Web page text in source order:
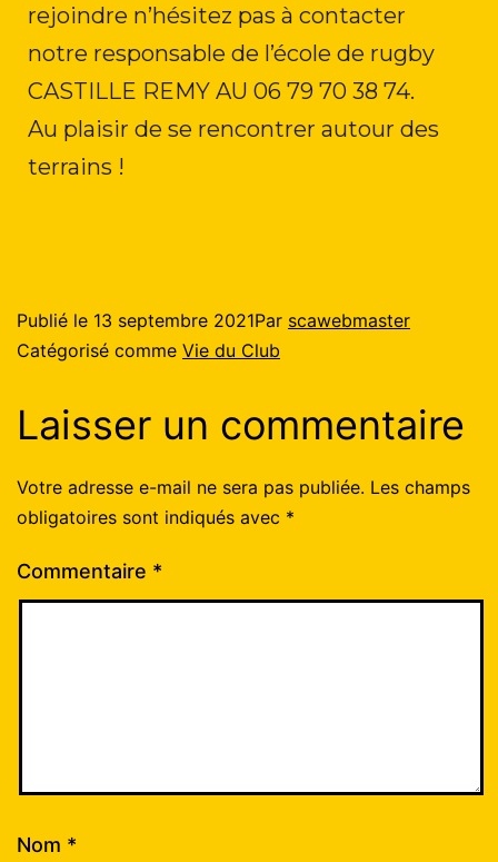
rejoindre n’hésitez pas à contacter
notre responsable de l’école de rugby
CASTILLE REMY AU 06 79 70 38 74.
Au plaisir de se rencontrer autour des
terrains !
Publié le 13 septembre 2021Par scawebmaster
Catégorisé comme Vie du Club
Laisser un commentaire
Votre adresse e-mail ne sera pas publiée. Les champs
obligatoires sont indiqués avec *
Commentaire *
Nom *